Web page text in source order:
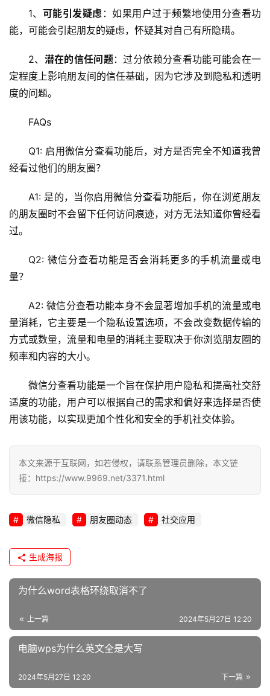
络
l
运
维
1、 可能引发疑虑 ：如果用户过于频繁地使用分查看功
能，可能会引起朋友的疑虑，怀疑其对自己有所隐瞒。
2、 潜在的信任问题：过分依赖分查看功能可能会在一
定程度上影响朋友间的信任基础，因为它涉及到隐私和透明
度的问题。
FAQs
Q1: 启用微信分查看功能后，对方是否完全不知道我曾
经看过他们的朋友圈？
A1: 是的，当你启用微信分查看功能后，你在浏览朋友
的朋友圈时不会留下任何访问痕迹，对方无法知道你曾经看
过。
Q2: 微信分查看功能是否会消耗更多的手机流量或电
量？
A2: 微信分查看功能本身不会显著增加手机的流量或电
量消耗，它主要是一个隐私设置选项，不会改变数据传输的
方式或数量，流量和电量的消耗主要取决于你浏览朋友圈的
频率和内容的大小。
微信分查看功能是一个旨在保护用户隐私和提高社交舒
适度的功能，用户可以根据自己的需求和偏好来选择是否使
用该功能，以实现更加个性化和安全的手机社交体验。
本文来源于互联网，如若侵权，请联系管理员删除，本文链
接：https://www.9969.net/3371.html
微信隐私 朋友圈动态 社交应用
生成海报
为什么word表格环绕取消不了
上一篇 2024年5月27日 12:20
电脑wps为什么英文全是大写
下一篇
2024年5月27日 12:20